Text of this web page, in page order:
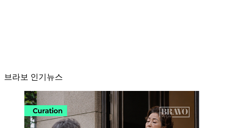
브라보 인기뉴스